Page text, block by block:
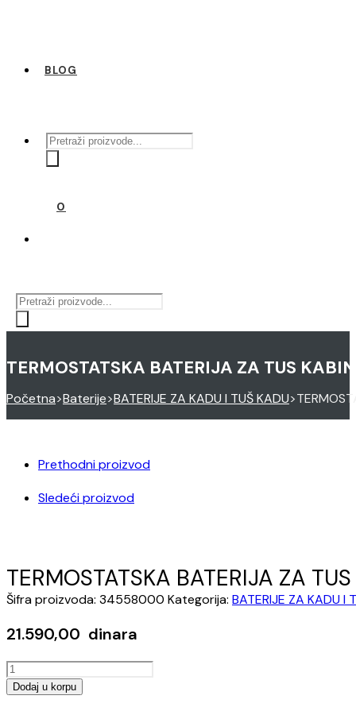
BLOG
Products
search
0
Products
search
TERMOSTATSKA BATERIJA ZA TUS
Početna>Baterije>BATERIJE ZA KADU I TUŠ KADU>
Prethodni proizvod
Sledeći proizvod
TERMOSTATSKA BATERIJA ZA
Šifra proizvoda: 34558000 Kategorija: BATERIJE ZA KADU I
21.590,00 dinara
TERMOSTATSKA
BATERIJA
Dodaj u korpu